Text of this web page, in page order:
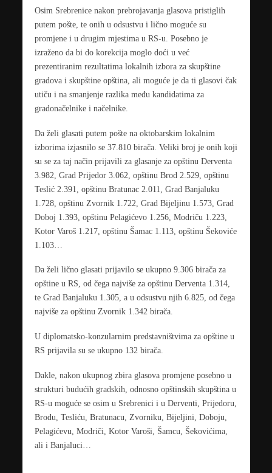
Osim Srebrenice nakon prebrojavanja glasova pristiglih
putem pošte, te onih u odsustvu i lično moguće su
promjene i u drugim mjestima u RS-u. Posebno je
izraženo da bi do korekcija moglo doći u već
prezentiranim rezultatima lokalnih izbora za skupštine
gradova i skupštine opština, ali moguće je da ti glasovi čak
utiču i na smanjenje razlika među kandidatima za
gradonačelnike i načelnike.
Da želi glasati putem pošte na oktobarskim lokalnim
izborima izjasnilo se 37.810 birača. Veliki broj je onih koji
su se za taj način prijavili za glasanje za opštinu Derventa
3.982, Grad Prijedor 3.062, opštinu Brod 2.529, opštinu
Teslić 2.391, opštinu Bratunac 2.011, Grad Banjaluku
1.728, opštinu Zvornik 1.722, Grad Bijeljinu 1.573, Grad
Doboj 1.393, opštinu Pelagićevo 1.256, Modriču 1.223,
Kotor Varoš 1.217, opštinu Šamac 1.113, opštinu Šekoviće
1.103…
Da želi lično glasati prijavilo se ukupno 9.306 birača za
opštine u RS, od čega najviše za opštinu Derventa 1.314,
te Grad Banjaluku 1.305, a u odsustvu njih 6.825, od čega
najviše za opštinu Zvornik 1.342 birača.
U diplomatsko-konzularnim predstavništvima za opštine u
RS prijavila su se ukupno 132 birača.
Dakle, nakon ukupnog zbira glasova promjene posebno u
strukturi budućih gradskih, odnosno opštinskih skupština u
RS-u moguće se osim u Srebrenici i u Derventi, Prijedoru,
Brodu, Tesliću, Bratunacu, Zvorniku, Bijeljini, Doboju,
Pelagićevu, Modriči, Kotor Varoši, Šamcu, Šekovićima,
ali i Banjaluci…